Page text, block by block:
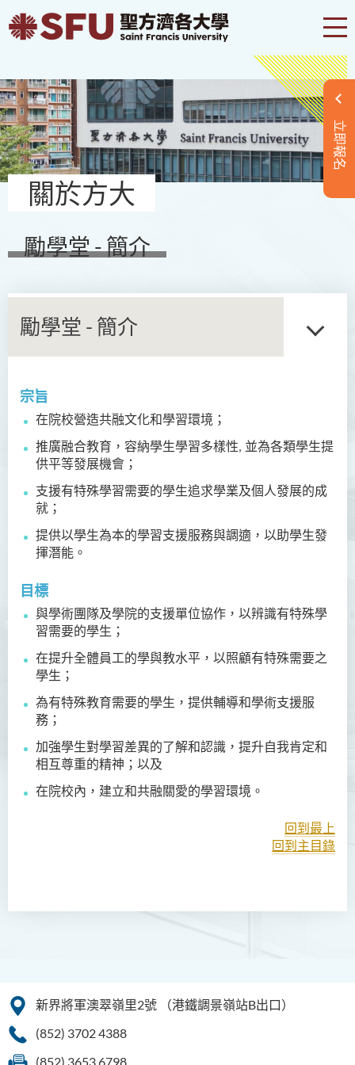
立即報名
關於方大
勵學堂 - 簡介
勵學堂 - 簡介
宗旨
在院校營造共融文化和學習環境；
推廣融合教育，容納學生學習多樣性, 並為各類學生提
供平等發展機會；
支援有特殊學習需要的學生追求學業及個人發展的成
就；
提供以學生為本的學習支援服務與調適，以助學生發
揮潛能。
目標
與學術團隊及學院的支援單位協作，以辨識有特殊學
習需要的學生；
在提升全體員工的學與教水平，以照顧有特殊需要之
學生；
為有特殊教育需要的學生，提供輔導和學術支援服
務；
加強學生對學習差異的了解和認識，提升自我肯定和
相互尊重的精神；以及
在院校內，建立和共融關愛的學習環境。
回到最上
回到主目錄
宗旨
助學金及經濟援助
學生活動
勵學堂 - 簡介
非本地學生支援
新界將軍澳翠嶺里2號
（港鐵調景嶺站B出口）
(852) 3702 4388
(852) 3653 6798